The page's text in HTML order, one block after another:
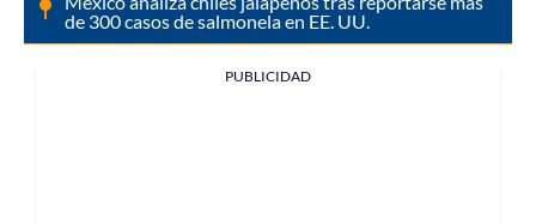
de 300 casos de salmonela en EE. UU.
PUBLICIDAD